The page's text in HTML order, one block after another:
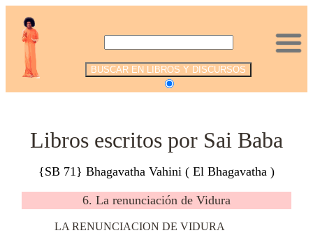
Libros escritos por Sai Baba
{SB 71} Bhagavatha Vahini ( El Bhagavatha )
6. La renunciación de Vidura
LA RENUNCIACION DE VIDURA